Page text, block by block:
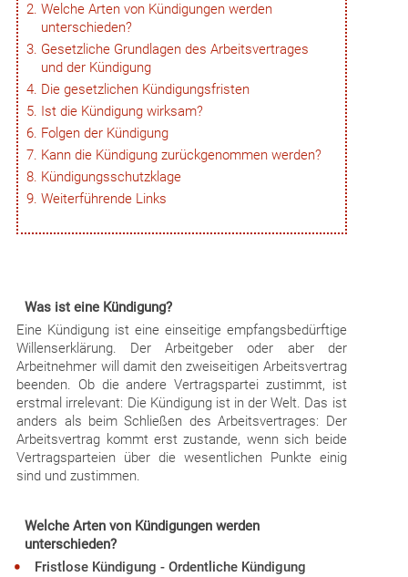
Welche Arten von Kündigungen werden
unterschieden?
Gesetzliche Grundlagen des Arbeitsvertrages
und der Kündigung
Die gesetzlichen Kündigungsfristen
Ist die Kündigung wirksam?
Folgen der Kündigung
Kann die Kündigung zurückgenommen werden?
Kündigungsschutzklage
Weiterführende Links
Was ist eine Kündigung?
Eine Kündigung ist eine einseitige empfangsbedürftige
Willenserklärung. Der Arbeitgeber oder aber der
Arbeitnehmer will damit den zweiseitigen Arbeitsvertrag
beenden. Ob die andere Vertragspartei zustimmt, ist
erstmal irrelevant: Die Kündigung ist in der Welt. Das ist
anders als beim Schließen des Arbeitsvertrages: Der
Arbeitsvertrag kommt erst zustande, wenn sich beide
Vertragsparteien über die wesentlichen Punkte einig
sind und zustimmen.
Welche Arten von Kündigungen werden
unterschieden?
Fristlose Kündigung - Ordentliche Kündigung